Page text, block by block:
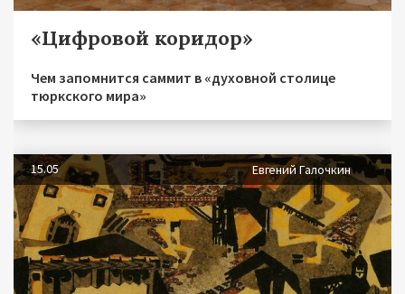
«Цифровой коридор»
Чем запомнится саммит в «духовной столице
тюркского мира»
15.05 Евгений Галочкин